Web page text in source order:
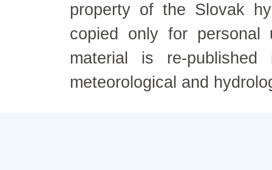
property of the Slovak
copied only for personal
material is re-
meteorological and